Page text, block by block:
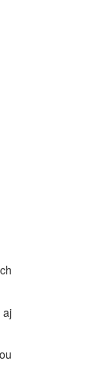
aj